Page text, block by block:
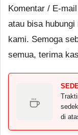
Komentar / E-
atau bisa
kami. Semoga
semua, terima
di